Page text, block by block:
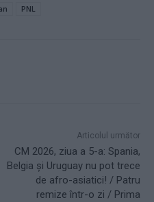
PNL
Articolul următor
CM 2026, ziua a 5-a: Spania,
Belgia și Uruguay nu pot trece
de afro-asiatici! / Patru
remize într-o zi / Prima